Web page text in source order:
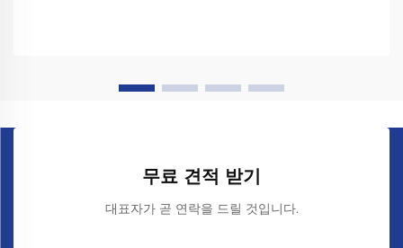
무료 견적 받기
대표자가 곧 연락을 드릴 것입니다.